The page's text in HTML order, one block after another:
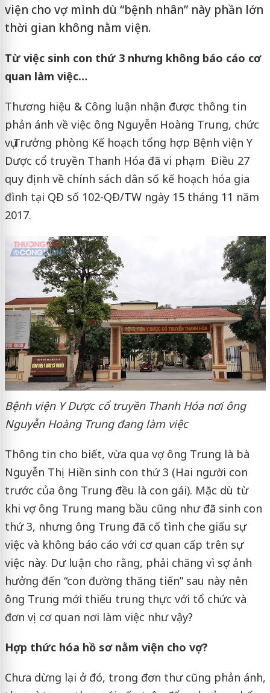
viện cho vợ mình dù “bệnh nhân” này phần lớn
thời gian không nằm viện.
Từ việc sinh con thứ 3 nhưng không báo cáo cơ
quan làm việc…
Thương hiệu & Công luận nhận được thông tin
phản ánh về việc ông Nguyễn Hoàng Trung, chức
vụ Trưởng phòng Kế hoạch tổng hợp Bệnh viện Y
Dược cổ truyền Thanh Hóa đã vi phạm Điều 27
quy định về chính sách dân số kế hoạch hóa gia
đình tại QĐ số 102-QĐ/TW ngày 15 tháng 11 năm
2017.
Bệnh viện Y Dược cổ truyền Thanh Hóa nơi ông
Nguyễn Hoàng Trung đang làm việc
Thông tin cho biết, vừa qua vợ ông Trung là bà
Nguyễn Thị Hiền sinh con thứ 3 (Hai người con
trước của ông Trung đều là con gái). Mặc dù từ
khi vợ ông Trung mang bầu cũng như đã sinh con
thứ 3, nhưng ông Trung đã cố tình che giấu sự
việc và không báo cáo với cơ quan cấp trên sự
việc này. Dư luận cho rằng, phải chăng vì sợ ảnh
hưởng đến “con đường thăng tiến” sau này nên
ông Trung mới thiếu trung thực với tổ chức và
đơn vị cơ quan nơi làm việc như vậy?
Hợp thức hóa hồ sơ nằm viện cho vợ?
Chưa dừng lại ở đó, trong đơn thư cũng phản ánh,